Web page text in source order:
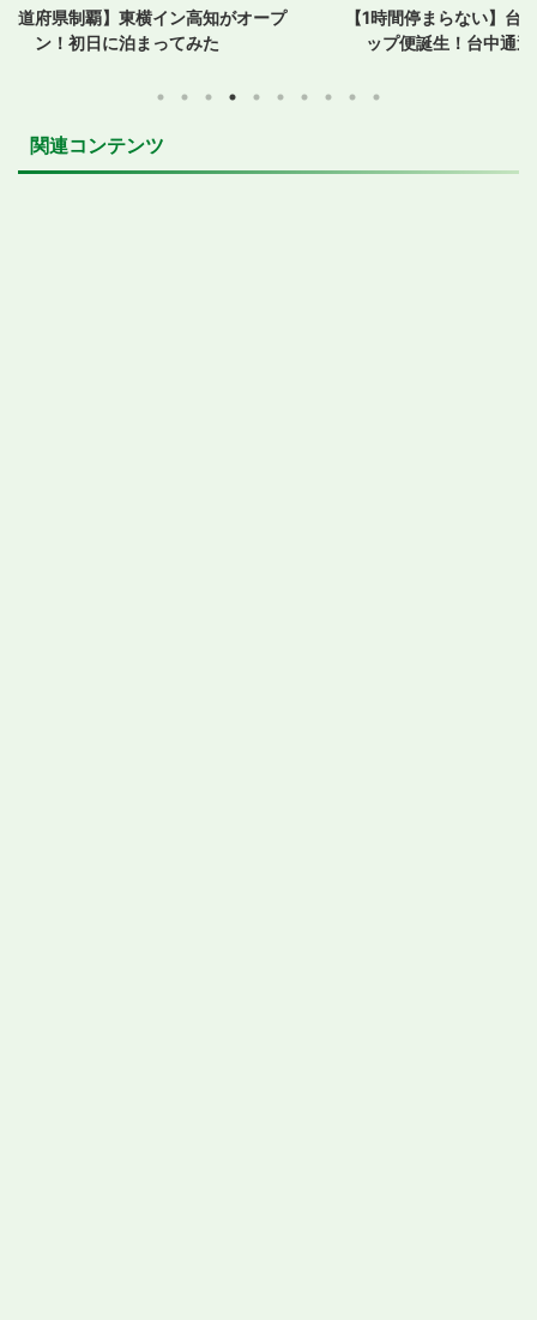
ープ
【1時間停まらない】台湾新幹線にノンスト
ップ便誕生！台中通過便に乗ってみた
【孤立
関連コンテンツ